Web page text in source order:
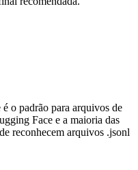
o padrão para arquivos de
Face e a maioria das
reconhecem arquivos .jsonl